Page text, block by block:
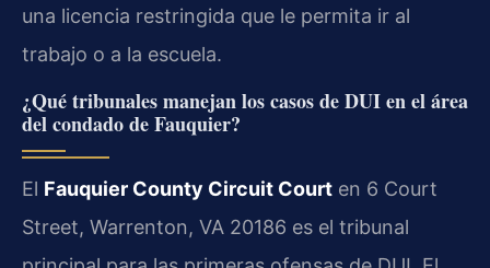
una licencia restringida que le permita ir al
trabajo o a la escuela.
¿Qué tribunales manejan los casos de DUI en el área
del condado de Fauquier?
El Fauquier County Circuit Court en 6 Court
Street, Warrenton, VA 20186 es el tribunal